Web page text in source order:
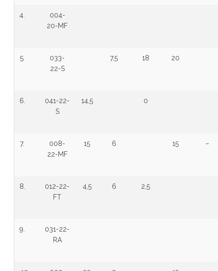
4.
004-
20-MF
5.
033-
22-S
7,5 18 20
6.
041-22-
S
14,5 0
7.
008-
22-MF
15 6 15 –
8.
012-22-
FT
4,5 6 2,5
9.
031-22-
RA